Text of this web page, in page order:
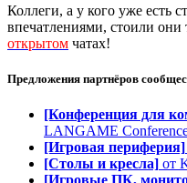
Коллеги, а у кого уже есть
впечатлениями, стоили
открытом чатах!
Предложения партнёров
[Конференция для
LANGAME
[Игровая периферия]
[Столы и кресла] от